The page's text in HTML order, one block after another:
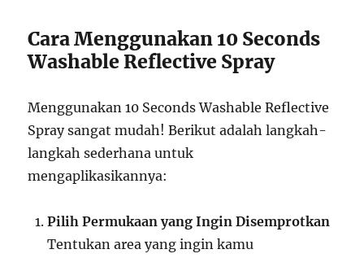
Cara Menggunakan 10 Seconds
Washable Reflective Spray
Menggunakan 10 Seconds Washable Reflective
Spray sangat mudah! Berikut adalah langkah-
langkah sederhana untuk
mengaplikasikannya:
Pilih Permukaan yang Ingin Disemprotkan
Tentukan area yang ingin kamu